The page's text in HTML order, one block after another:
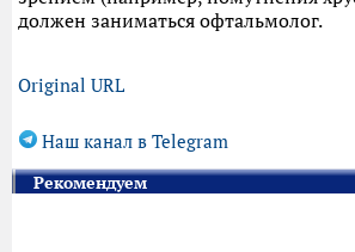
должен заниматься офтальмолог.
Original URL
Наш канал в Telegram
Рекомендуем